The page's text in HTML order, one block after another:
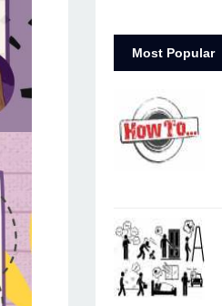
Most Popular